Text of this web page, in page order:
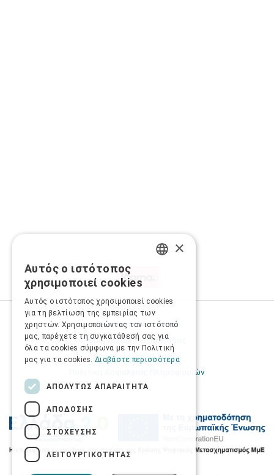
Προσωπικά δεδομένα
Όροι Χρήσης Ιστοσελίδας
Ασφάλεια συναλλαγών
Πολιτική Ασφάλειας Πληροφοριών
×
Αυτός ο ιστότοπος
χρησιμοποιεί cookies
Αυτός ο ιστότοπος χρησιμοποιεί cookies
για τη βελτίωση της εμπειρίας των
χρηστών. Χρησιμοποιώντας τον ιστότοπό
μας, παρέχετε τη συγκατάθεσή σας για
όλα τα cookies σύμφωνα με την Πολιτική
μας για τα cookies. Διαβάστε περισσότερα
ΑΠΟΛΎΤΩΣ ΑΠΑΡΑΊΤΗΤΑ
ΑΠΌΔΟΣΗΣ
ΣΤΌΧΕΥΣΗΣ
ΛΕΙΤΟΥΡΓΙΚΌΤΗΤΑΣ